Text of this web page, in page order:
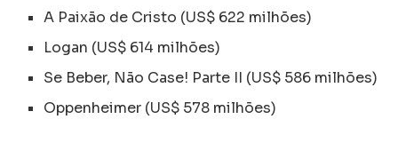
A Paixão de Cristo (US$ 622 milhões)
Logan (US$ 614 milhões)
Se Beber, Não Case! Parte II (US$ 586 milhões)
Oppenheimer (US$ 578 milhões)